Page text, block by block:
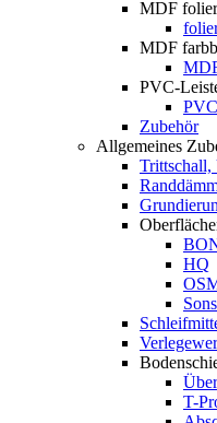
MDF
MDF
PVC-
Zubehör
Allgemeines
Trittschall,
HQ
T-